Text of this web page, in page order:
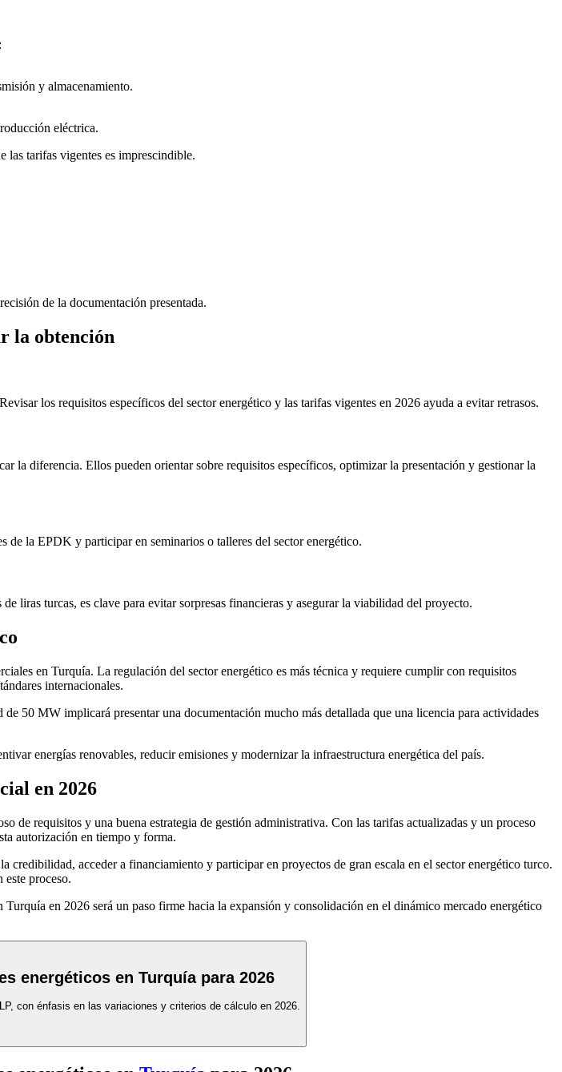
y almacenamiento.
eléctrica.
las tarifas vigentes es imprescindible.
de la documentación presentada.
la obtención
los requisitos específicos del sector energético y las tarifas vigentes en 2026 ayuda a evitar retrasos.
la diferencia. Ellos pueden orientar sobre requisitos específicos, optimizar la presentación y gestionar la
de la EPDK y participar en seminarios o talleres del sector energético.
liras turcas, es clave para evitar sorpresas financieras y asegurar la viabilidad del proyecto.
en Turquía. La regulación del sector energético es más técnica y requiere cumplir con requisitos
internacionales.
50 MW implicará presentar una documentación mucho más detallada que una licencia para actividades
energías renovables, reducir emisiones y modernizar la infraestructura energética del país.
en 2026
de requisitos y una buena estrategia de gestión administrativa. Con las tarifas actualizadas y un proceso
autorización en tiempo y forma.
acceder a financiamiento y participar en proyectos de gran escala en el sector energético turco.
este proceso.
en 2026 será un paso firme hacia la expansión y consolidación en el dinámico mercado energético
energéticos en Turquía para 2026
con énfasis en las variaciones y criterios de cálculo en 2026.